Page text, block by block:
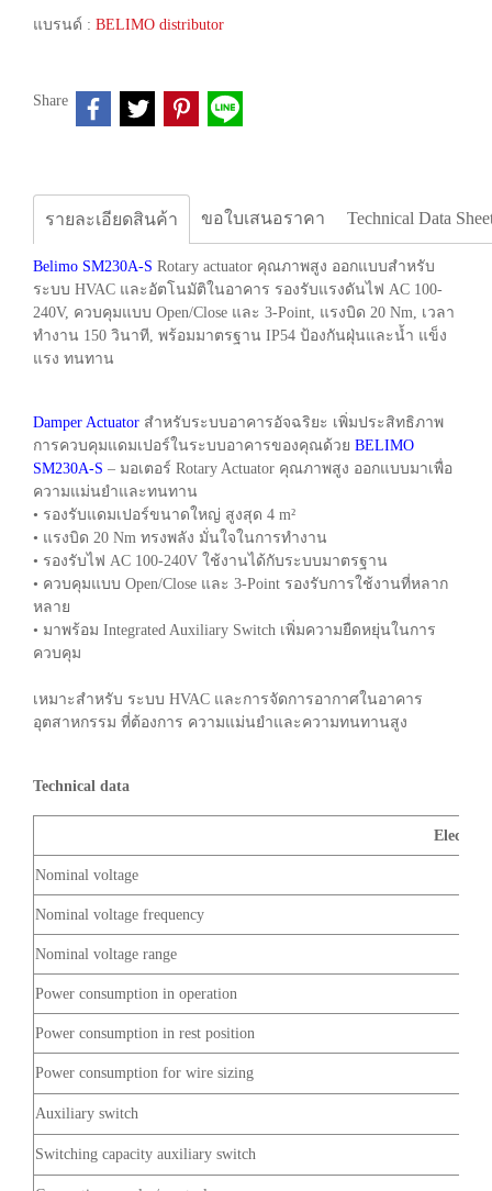
แบรนด์ : BELIMO distributor
Share
รายละเอียดสินค้า ขอใบเสนอราคา Technical Data
Belimo SM230A-S Rotary actuator คุณภาพสูง ออกแบบสำหรับ
ระบบ HVAC และอัตโนมัติในอาคาร รองรับแรงดันไฟ AC 100-
240V, ควบคุมแบบ Open/Close และ 3-Point, แรงบิด 20 Nm, เวลา
ทำงาน 150 วินาที, พร้อมมาตรฐาน IP54 ป้องกันฝุ่นและน้ำ แข็ง
แรง ทนทาน
Damper Actuator สำหรับระบบอาคารอัจฉริยะ เพิ่มประสิทธิภาพ
การควบคุมแดมเปอร์ในระบบอาคารของคุณด้วย BELIMO
SM230A-S – มอเตอร์ Rotary Actuator คุณภาพสูง ออกแบบมาเพื่อ
ความแม่นยำและทนทาน
• รองรับแดมเปอร์ขนาดใหญ่ สูงสุด 4 m²
• แรงบิด 20 Nm ทรงพลัง มั่นใจในการทำงาน
• รองรับไฟ AC 100-240V ใช้งานได้กับระบบมาตรฐาน
• ควบคุมแบบ Open/Close และ 3-Point รองรับการใช้งานที่หลาก
หลาย
• มาพร้อม Integrated Auxiliary Switch เพิ่มความยืดหยุ่นในการ
ควบคุม
เหมาะสำหรับ ระบบ HVAC และการจัดการอากาศในอาคาร
อุตสาหกรรม ที่ต้องการ ความแม่นยำและความทนทานสูง
Technical data
Nominal voltage
Nominal voltage frequency
Nominal voltage range
Power consumption in operation
Power consumption in rest position
Power consumption for wire sizing
Auxiliary switch
Switching capacity auxiliary switch